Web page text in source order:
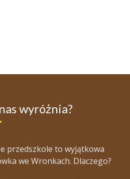
wyróżnia?
przedszkole to wyjątkowa
we Wronkach. Dlaczego?